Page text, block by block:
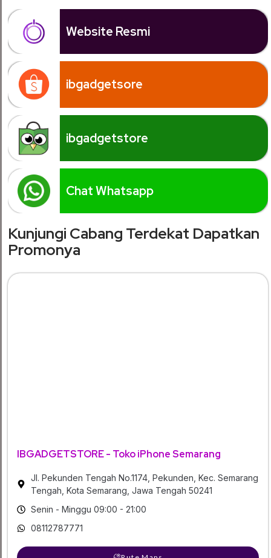
Website Resmi
ibgadgetsore
ibgadgetstore
Chat Whatsapp
Kunjungi Cabang Terdekat Dapatkan
Promonya
IBGADGETSTORE - Toko iPhone Semarang
Jl. Pekunden Tengah No.1174, Pekunden, Kec. Semarang
Tengah, Kota Semarang, Jawa Tengah 50241
Senin - Minggu 09:00 - 21:00
08112787771